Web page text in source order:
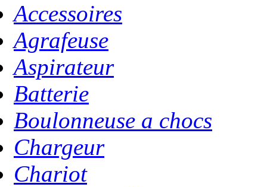
Accessoires
Agrafeuse
Aspirateur
Batterie
Boulonneuse a chocs
Chargeur
Chariot